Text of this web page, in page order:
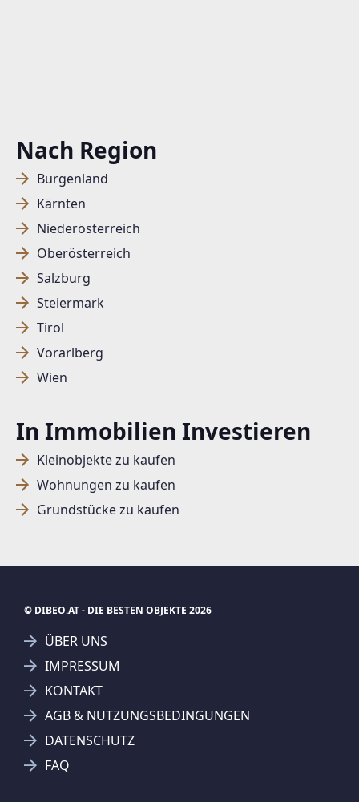
Nach Region
Burgenland
Kärnten
Niederösterreich
Oberösterreich
Salzburg
Steiermark
Tirol
Vorarlberg
Wien
In Immobilien Investieren
Kleinobjekte zu kaufen
Wohnungen zu kaufen
Grundstücke zu kaufen
© DIBEO.AT - DIE BESTEN OBJEKTE 2026
ÜBER UNS
IMPRESSUM
KONTAKT
AGB & NUTZUNGSBEDINGUNGEN
DATENSCHUTZ
FAQ